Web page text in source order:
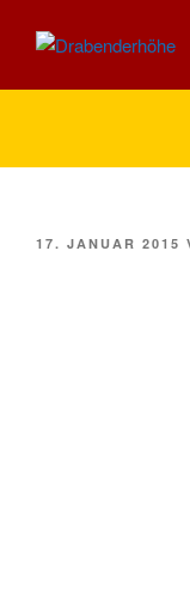
Inhalt
VERÖFFENTLICHT
17. JANUAR 2015